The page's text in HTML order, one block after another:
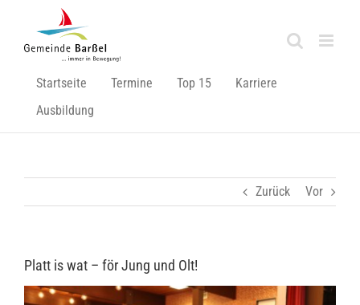
springen
Startseite Termine Top 15
Karriere
Ausbildung
Zurück Vor
Platt is wat – för Jung und Olt!
Zeige